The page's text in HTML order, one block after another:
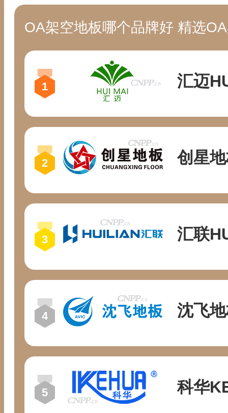
汇迈
创星
汇联
沈飞
科华